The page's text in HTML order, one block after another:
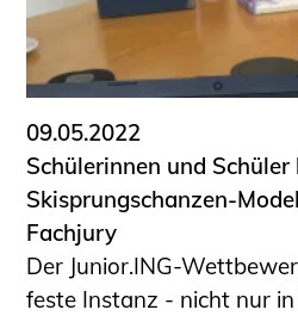
Kammer Newsletter
Presse
Kontakt und Anfahrt
Impressum
Datenschutz
Ingenieurakademie West
09.05.2022
Schülerinnen und Schüler
Skisprungschanzen-
Fachjury
Der Junior.ING-
feste Instanz - nicht nur